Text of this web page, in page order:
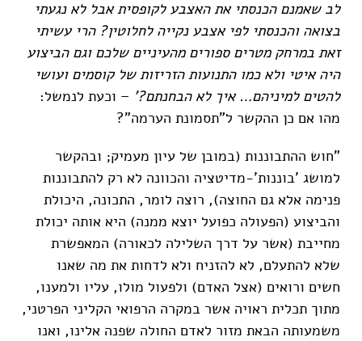
לב שאמנם הכנסתי את האצבע לקופסית אבל לא נגעתי
בצואה והכנסתי לפי אצבע נקייה לחלוטין? הרי עשיתי
זאת במרחק מטרים ספורים מהעיניים שלכם וגם הביצוע
היה איטי ולא כמו התנועות הזריזות של קוסמים ועושי
להטים למיניהם… איך לא הבחנתם?' – וכעת לנמשל:
מהו אם כן ההקשר ל"תסמונת הערמה"?
"חוש ההתבוננות (במובן של עיון מעמיק; ובהקשר
למושג 'בוננות'-מדיטציה והכוונה לא רק להתבוננות
פנימה אלא גם החוצה), רוצה לומר, התכונה, היכולת
והביצוע (הפעולה כפועל יוצא ממנה) היא אותה יכולת
מחייבת (אשר על דרך השלילה לכאורה) המאפשרת
שלא להתעלם, לא להזניח ולא לדחות את מה שאנו
חשים ורואים (אצל האדם) ולפעול מולו, עליו ולמענו,
מתוך תכלית ראויה אשר במקרה הרפואי הקליני הפרטני,
משמעותה הבאת מזור לאדם החולה שפנה אלינו, ואנו